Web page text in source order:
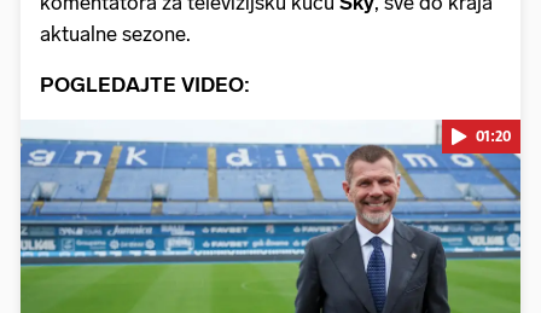
aktualne sezone.
POGLEDAJTE VIDEO:
Pokretanje videa...
01:20